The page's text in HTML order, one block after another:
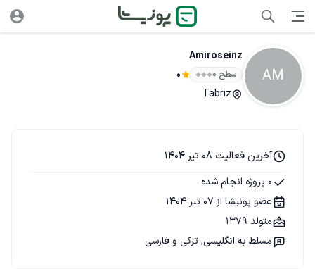
AM
Amiroseinz
سطح ۰ 0
Tabriz
آخرین فعالیت 08 تیر 1404
0 پروژه انجام شده
عضو پونیشا از 07 تیر 1404
متولد 1379
مسلط به انگلیسی, ترکی و فارسی